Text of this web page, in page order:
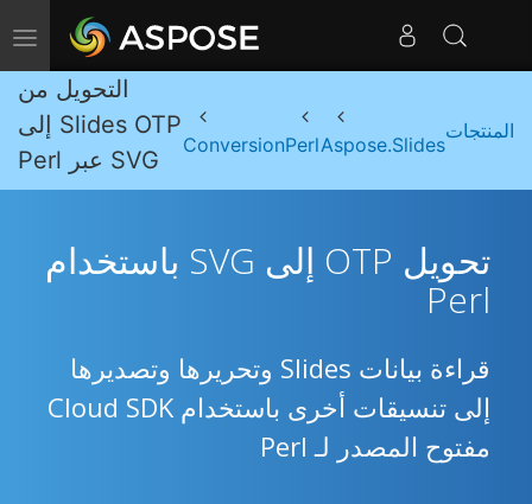
Toggle navigation
المنتجات
Aspose.Slides
Perl
Conversion
التحويل من
Slides OTP إلى
SVG عبر Perl
تحويل OTP إلى SVG باستخدام
Perl
قراءة بيانات Slides وتحريرها وتصديرها
إلى تنسيقات أخرى باستخدام Cloud SDK
مفتوح المصدر لـ Perl